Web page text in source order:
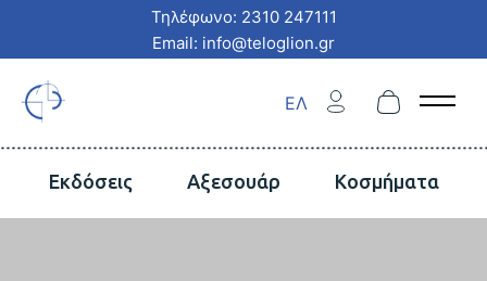
Τηλέφωνο: 2310 247111
Email: info@teloglion.gr
ΕΛ Open
Εκδόσεις Αξεσουάρ Κοσμήματα